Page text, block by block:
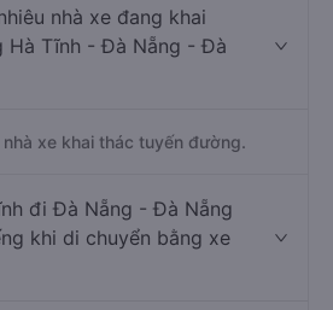
nhà xe đang khai
Hà Tĩnh - Đà Nẵng - Đà
xe khai thác tuyến đường.
đi Đà Nẵng - Đà Nẵng
khi di chuyển bằng xe